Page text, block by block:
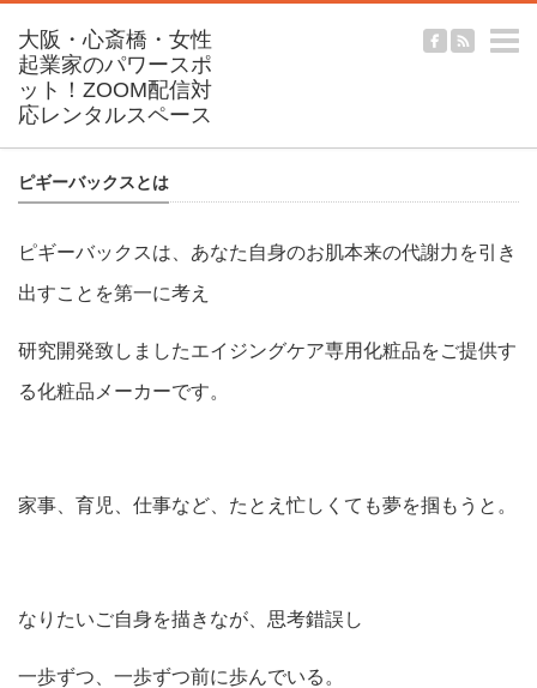
ピギーバックスとは
ピギーバックスは、あなた自身のお肌本来の代謝力を引き
出すことを第一に考え
研究開発致しましたエイジングケア専用化粧品をご提供す
る化粧品メーカーです。
家事、育児、仕事など、たとえ忙しくても夢を掴もうと。
なりたいご自身を描きなが、思考錯誤し
一歩ずつ、一歩ずつ前に歩んでいる。